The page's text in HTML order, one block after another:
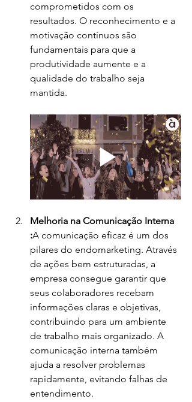
comprometidos com os
resultados. O reconhecimento e a
motivação contínuos são
fundamentais para que a
produtividade aumente e a
qualidade do trabalho seja
mantida.
Melhoria na Comunicação Interna
:A comunicação eficaz é um dos
pilares do endomarketing. Através
de ações bem estruturadas, a
empresa consegue garantir que
seus colaboradores recebam
informações claras e objetivas,
contribuindo para um ambiente
de trabalho mais organizado. A
comunicação interna também
ajuda a resolver problemas
rapidamente, evitando falhas de
entendimento.